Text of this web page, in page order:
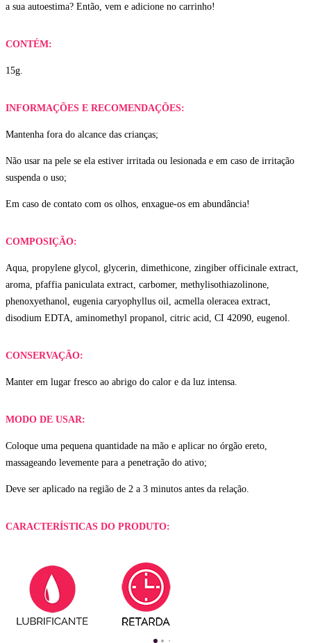
a sua autoestima? Então, vem e adicione no carrinho!
CONTÉM:
15g.
INFORMAÇÕES E RECOMENDAÇÕES:
Mantenha fora do alcance das crianças;
Não usar na pele se ela estiver irritada ou lesionada e em caso de irritação
suspenda o uso;
Em caso de contato com os olhos, enxague-os em abundância!
COMPOSIÇÃO:
Aqua, propylene glycol, glycerin, dimethicone, zingiber officinale extract,
aroma, pfaffia paniculata extract, carbomer, methylisothiazolinone,
phenoxyethanol, eugenia caryophyllus oil, acmella oleracea extract,
disodium EDTA, aminomethyl propanol, citric acid, CI 42090, eugenol.
CONSERVAÇÃO:
Manter em lugar fresco ao abrigo do calor e da luz intensa.
MODO DE USAR:
Coloque uma pequena quantidade na mão e aplicar no órgão ereto,
massageando levemente para a penetração do ativo;
Deve ser aplicado na região de 2 a 3 minutos antes da relação.
CARACTERÍSTICAS DO PRODUTO: